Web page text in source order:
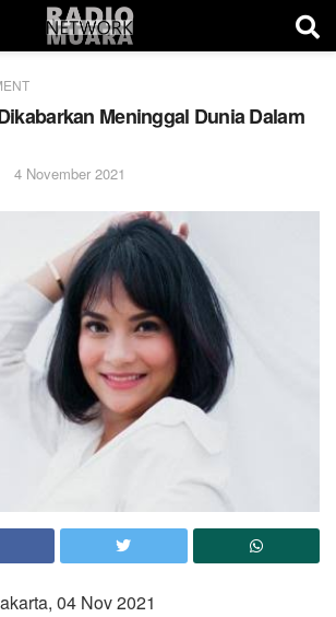
Meninggal Dunia Dalam
4 November 2021
04 Nov 2021